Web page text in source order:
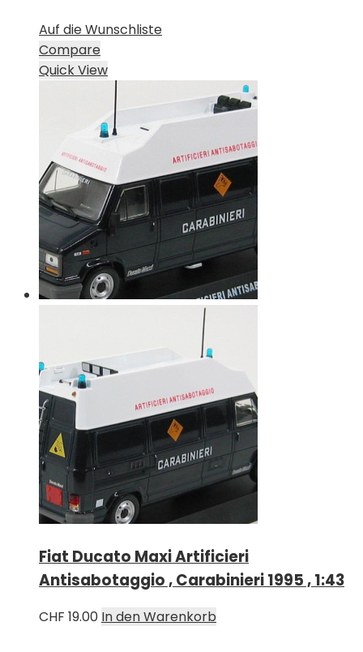
Auf die Wunschliste
Compare
Quick View
Fiat Ducato Maxi Artificieri
Antisabotaggio , Carabinieri 1995 , 1:43
CHF 19.00 In den Warenkorb